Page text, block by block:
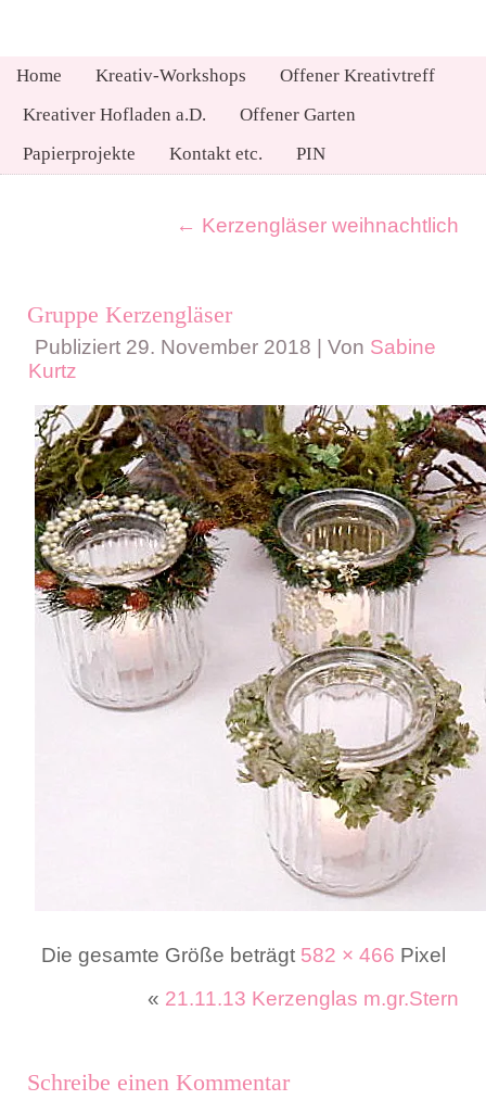
Home Kreativ-Workshops
Offener Kreativtreff
Kreativer Hofladen a.D.
Offener Garten
Papierprojekte
Kontakt etc. PIN
← Kerzengläser weihnachtlich
Gruppe Kerzengläser
Publiziert 29. November 2018 Von Sabine
Kurtz
Die gesamte Größe beträgt 582 × 466 Pixel
« 21.11.13 Kerzenglas m.gr.Stern
Schreibe einen Kommentar